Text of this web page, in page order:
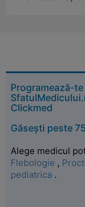
Programează-
Clickmed
Găsești peste
Alege medicul
Flebologie ,
pediatrica .